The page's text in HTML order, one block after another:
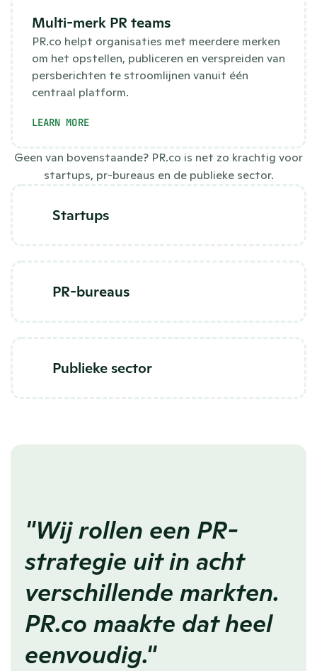
Multi-merk PR teams
PR.co helpt organisaties met meerdere merken
om het opstellen, publiceren en verspreiden van
persberichten te stroomlijnen vanuit één
centraal platform.
LEARN MORE
Geen van bovenstaande? PR.co is net zo krachtig voor
startups, pr-bureaus en de publieke sector.
Startups
PR-bureaus
Publieke sector
"Wij rollen een PR-
strategie uit in acht
verschillende markten.
PR.co maakte dat heel
eenvoudig."